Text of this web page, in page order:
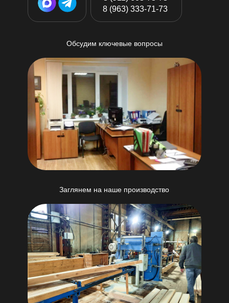
Обсудим ключевые вопросы
Заглянем на наше производство
8 (963) 333-71-73